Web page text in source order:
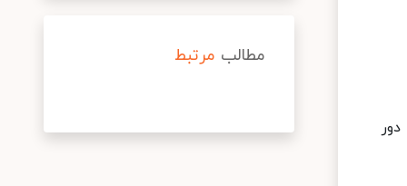
مطالب مرتبط